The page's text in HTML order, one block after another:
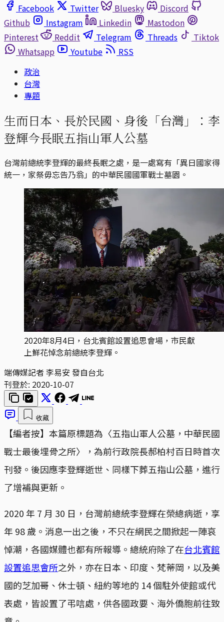
Facebook
Twitter Bluesky
Discord
Github
Instagram Linkedin
Mastodon
Pinterest
Reddit Telegram Threads
Tiktok
Whatsapp
Youtube
RSS
政治
台灣
專題
生而日本、長於民國、身後「台灣」：李
登輝今長眠五指山軍人公墓
台灣前總統李登輝的最終長眠之處，是一處寫有「異日國家得
統一，家祭毋忘告乃翁」的中華民國國軍戰士墓園。
2020年8月4日，台北賓館設置追思會場，市民獻
上鮮花悼念前總統李登輝。
端傳媒記者 李易安 發自台北
刊登於: 2020-10-07
收藏
【編者按】本篇原標題為〈五指山軍人公墓，中華民國
戰士最後埋骨之所〉，為前行政院長郝柏村百日時首次
刊發。後因應李登輝逝世、同樣下葬五指山公墓，進行
了增補與更新。
2020 年 7 月 30 日，台灣前總統李登輝在榮總病逝，享
年 98 歲。消息一出之後，不只在網民之間掀起一陣哀
悼潮，各國媒體也都有所報導。總統府除了在台北賓館
設置追思會所之外，亦在日本、印度、梵蒂岡，以及美
國的芝加哥、休士頓、紐約等地的 14 個駐外使館或代
表處，皆設置了弔唁處，供各國政要、海外僑胞前往致